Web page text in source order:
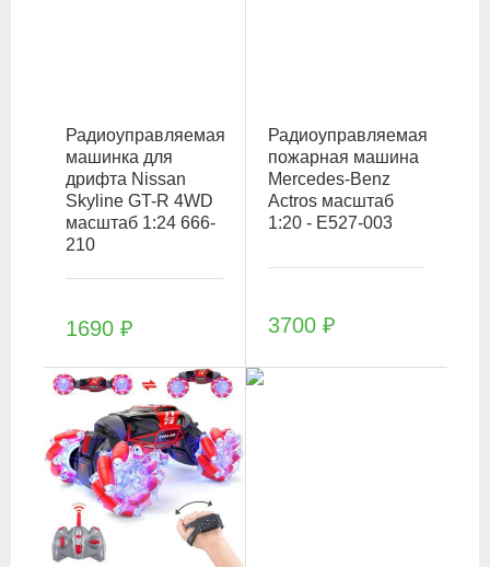
Радиоуправляемая
машинка для
дрифта Nissan
Skyline GT-R 4WD
масштаб 1:24 666-
210
1690 ₽
Радиоуправляемая
пожарная машина
Mercedes-Benz
Actros масштаб
1:20 - E527-003
3700 ₽